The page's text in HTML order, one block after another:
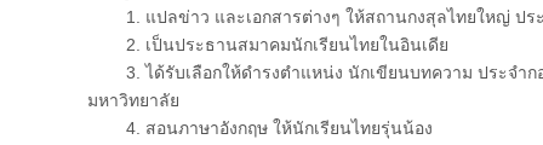
1. แปลข่าว และเอกสารต่างๆ ให้สถานกงสุลไทยใหญ่ ประ
2. เป็นประธานสมาคมนักเรียนไทยในอินเดีย
3. ได้รับเลือกให้ดำรงตำแหน่ง นักเขียนบทความ ประจำก
มหาวิทยาลัย
4. สอนภาษาอังกฤษ ให้นักเรียนไทยรุ่นน้อง